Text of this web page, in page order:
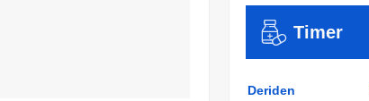
Timer
Deriden